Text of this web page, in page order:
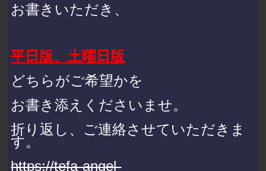
お書きいただき、
平日版、土曜日版
どちらがご希望かを
お書き添えくださいませ。
折り返し、ご連絡させていただきま
す。
https://tefa-angel-